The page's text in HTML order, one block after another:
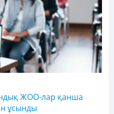
ЖОО-лар қанша
ұсынды